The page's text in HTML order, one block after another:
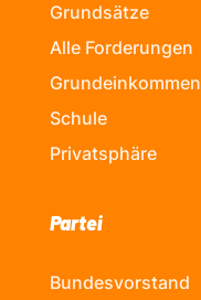
Grundsätze
Alle Forderungen
Grundeinkommen
Schule
Privatsphäre
Partei
Bundesvorstand